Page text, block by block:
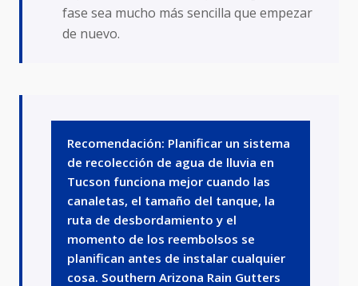
fase sea mucho más sencilla que empezar
de nuevo.
Recomendación: Planificar un sistema
de recolección de agua de lluvia en
Tucson funciona mejor cuando las
canaletas, el tamaño del tanque, la
ruta de desbordamiento y el
momento de los reembolsos se
planifican antes de instalar cualquier
cosa. Southern Arizona Rain Gutters